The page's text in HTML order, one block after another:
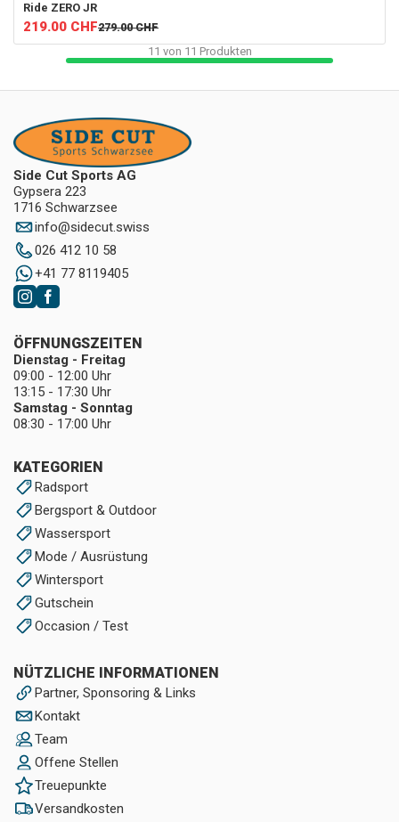
Ride ZERO JR
219.00 CHF279.00 CHF
11 von 11 Produkten
Side Cut Sports AG
Gypsera 223
1716 Schwarzsee
info@sidecut.swiss
026 412 10 58
+41 77 8119405
KATEGORIEN
Radsport
Bergsport & Outdoor
Wassersport
Mode / Ausrüstung
Wintersport
Gutschein
Occasion / Test
NÜTZLICHE INFORMATIONEN
Partner, Sponsoring & Links
Kontakt
Team
Offene Stellen
Treuepunkte
Versandkosten
ÖFFNUNGSZEITEN
Dienstag - Freitag
09:00 - 12:00 Uhr
13:15 - 17:30 Uhr
Samstag - Sonntag
08:30 - 17:00 Uhr